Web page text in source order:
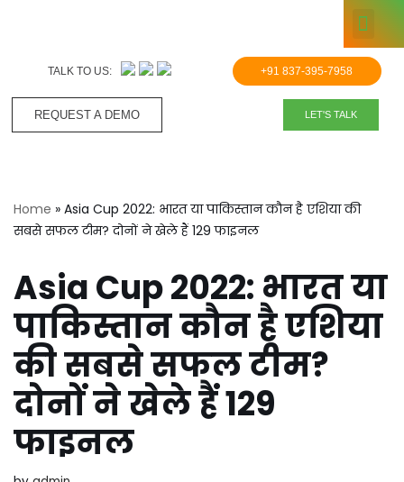
TALK TO US: +91 837-395-7958
REQUEST A DEMO​ LET'S TALK
Home » Asia Cup 2022: भारत या पाकिस्तान कौन है एशिया की
सबसे सफल टीम? दोनों ने खेले हैं 129 फाइनल
Asia Cup 2022: भारत या
पाकिस्तान कौन है एशिया
की सबसे सफल टीम?
दोनों ने खेले हैं 129
फाइनल